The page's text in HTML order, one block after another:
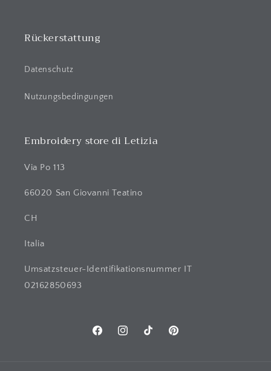
Rückerstattung
Datenschutz
Nutzungsbedingungen
Embroidery store di Letizia
Via Po 113
66020 San Giovanni Teatino
CH
Italia
Umsatzsteuer-Identifikationsnummer IT
02162850693
FacebookInstagramTikTok Pinterest